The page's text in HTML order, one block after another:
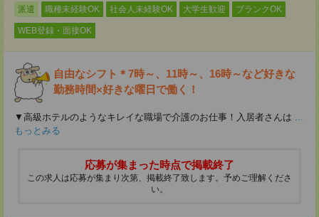
派遣
職種未経験OK 社会人未経験OK 大学生歓迎 ブランクOK
WEB登録・面接OK
自由なシフト＊7時～、11時～、16時～など好きな
勤務時間×好きな曜日で働く！
▼高級ホテルのようなキレイな職場で介護のお仕事！入居者さんは ...
もっとみる
応募が集まった時点で掲載終了
この求人は応募が集まり次第、掲載終了致します。予めご理解くださ
い。